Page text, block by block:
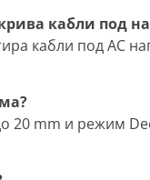
кабли под
кабли под AC
20 mm и режим